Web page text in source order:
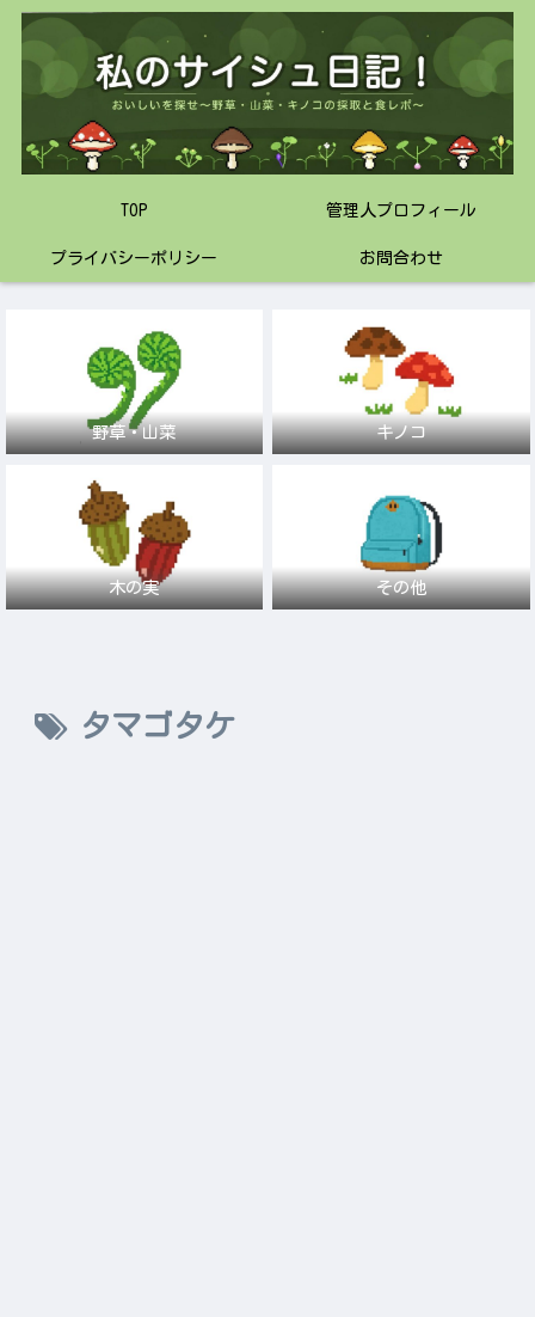
TOP 管理人プロフィール
プライバシーポリシー お問合わせ
野草・山菜 キノコ
木の実 その他
タマゴタケ